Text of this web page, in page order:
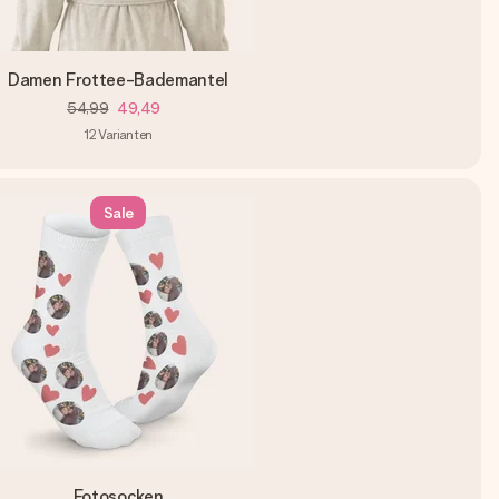
Damen Frottee-Bademantel
54,99 49,49
12Varianten
Sale